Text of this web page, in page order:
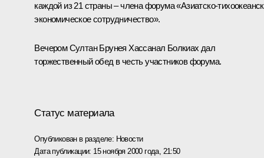
каждой из 21 страны – члена форума «Азиатско-
экономическое сотрудничество».
Вечером Султан Брунея Хассанал Болкиах дал
торжественный обед в честь участников форума.
Статус материала
Опубликован в разделе: Новости
Дата публикации: 15 ноября 2000 года, 21:50